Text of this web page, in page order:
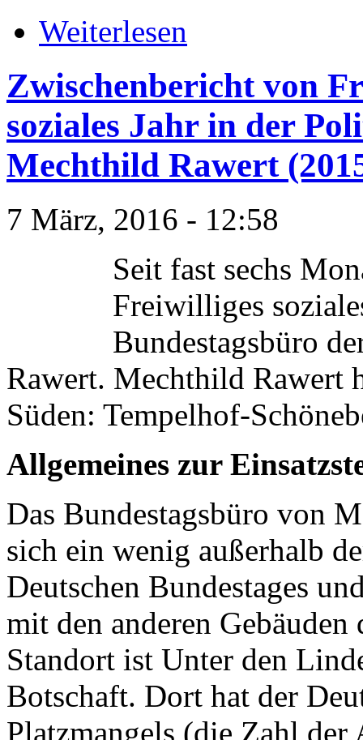
Weiterlesen
Zwischenbericht von
soziales Jahr in der
Mechthild Rawert
7 März, 2016 - 12:58
Seit fast sechs
Freiwilliges
Bundestagsbüro
Rawert. Mechthild Rawert
Süden: Tempelhof-
Allgemeines zur
Das Bundestagsbüro von
sich ein wenig außerhalb
Deutschen Bundestages
mit den anderen
Standort ist Unter den
Botschaft. Dort hat der
Platzmangels (die Zahl